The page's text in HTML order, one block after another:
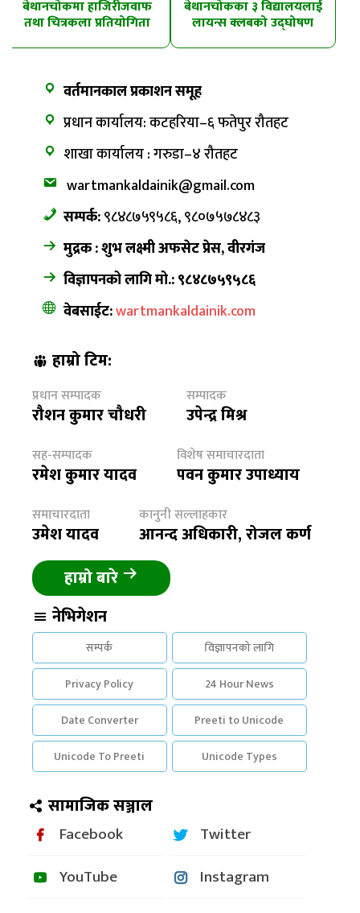
बेथानचोकमा हाजिरीजवाफ
तथा चित्रकला प्रतियोगिता
बेथानचोकका ३ विद्यालयलाई
लायन्स क्लबको उद्घोषण
वर्तमानकाल प्रकाशन समूह
प्रधान कार्यालय: कटहरिया–६ फतेपुर रौतहट
शाखा कार्यालय : गरुडा–४ रौतहट
wartmankaldainik@gmail.com
सम्पर्क:९८४८७५९५८६, ९८०७५७८४८३
मुद्रक : शुभ लक्ष्मी अफसेट प्रेस, वीरगंज
विज्ञापनको लागि मो.: ९८४८७५९५८६
वेबसाईट:wartmankaldainik.com
हाम्रो टिम:
प्रधान सम्पादक
रौशन कुमार चौधरी
सम्पादक
उपेन्द्र मिश्र
सह-सम्पादक
रमेश कुमार यादव
विशेष समाचारदाता
पवन कुमार उपाध्याय
समाचारदाता
उमेश यादव
कानुनी सल्लाहकार
आनन्द अधिकारी, रोजल कर्ण
हाम्रो बारे
नेभिगेशन
सम्पर्क
विज्ञापनको लागि
Privacy Policy
24 Hour News
Date Converter
Preeti to Unicode
Unicode To Preeti
Unicode Types
सामाजिक सञ्जाल
Facebook
Twitter
YouTube
Instagram